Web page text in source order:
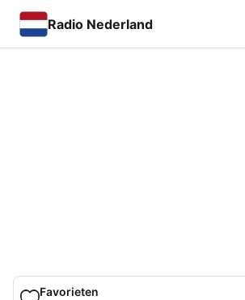
Radio Nederland
Favorieten